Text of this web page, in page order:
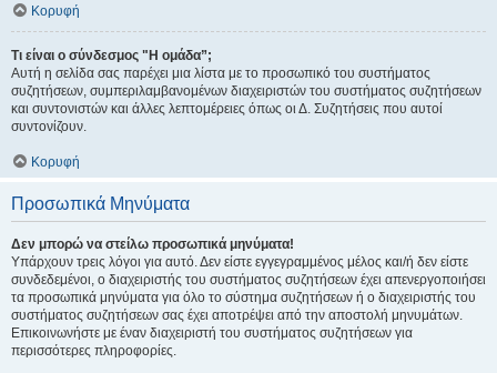
Κορυφή
Τι είναι ο σύνδεσμος "Η ομάδα”;
Αυτή η σελίδα σας παρέχει μια λίστα με το προσωπικό του συστήματος
συζητήσεων, συμπεριλαμβανομένων διαχειριστών του συστήματος συζητήσεων
και συντονιστών και άλλες λεπτομέρειες όπως οι Δ. Συζητήσεις που αυτοί
συντονίζουν.
Κορυφή
Προσωπικά Μηνύματα
Δεν μπορώ να στείλω προσωπικά μηνύματα!
Υπάρχουν τρεις λόγοι για αυτό. Δεν είστε εγγεγραμμένος μέλος και/ή δεν είστε
συνδεδεμένοι, ο διαχειριστής του συστήματος συζητήσεων έχει απενεργοποιήσει
τα προσωπικά μηνύματα για όλο το σύστημα συζητήσεων ή ο διαχειριστής του
συστήματος συζητήσεων σας έχει αποτρέψει από την αποστολή μηνυμάτων.
Επικοινωνήστε με έναν διαχειριστή του συστήματος συζητήσεων για
περισσότερες πληροφορίες.